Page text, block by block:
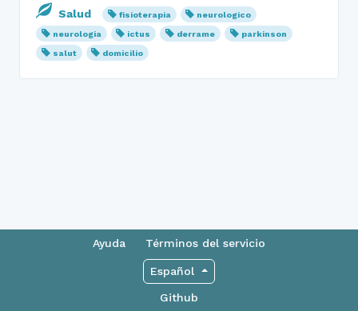
Salud fisioterapia
neurologico
neurologia
ictus derrame
parkinson
salut
domicilio
Ayuda Términos del servicio
Español
Github